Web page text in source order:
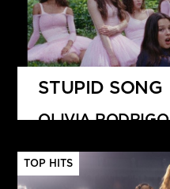
STUPID SONG
OLIVIA RODRIGO
TOP HITS